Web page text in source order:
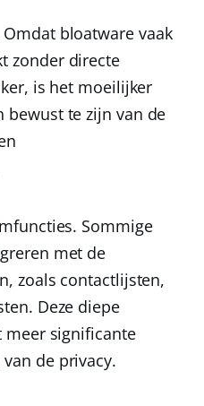
Omdat bloatware vaak
zonder directe
is het moeilijker
bewust te zijn van de
Sommige
met de
zoals contactlijsten,
Deze diepe
meer significante
de privacy.